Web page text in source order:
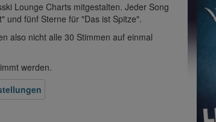
Lounge Charts mitgestalten. Jeder Song
und fünf Sterne für "Das ist Spitze".
also nicht alle 30 Stimmen auf einmal
werden.